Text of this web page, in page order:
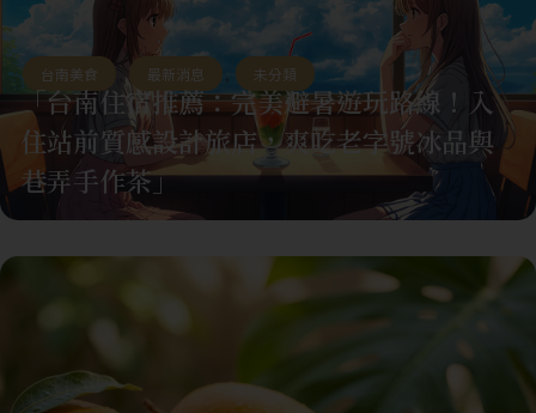
台南美食 , 最新消息 未分類
「台南住宿推薦：完美避暑遊玩路線！入
住站前質感設計旅店，爽吃老字號冰品與
巷弄手作茶」